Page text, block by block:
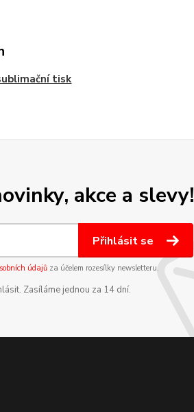
tisk
akce a slevy!
Přihlásit se
údajůza účelem rozesílky newsletteru.
Zasíláme jednou za 14 dní.